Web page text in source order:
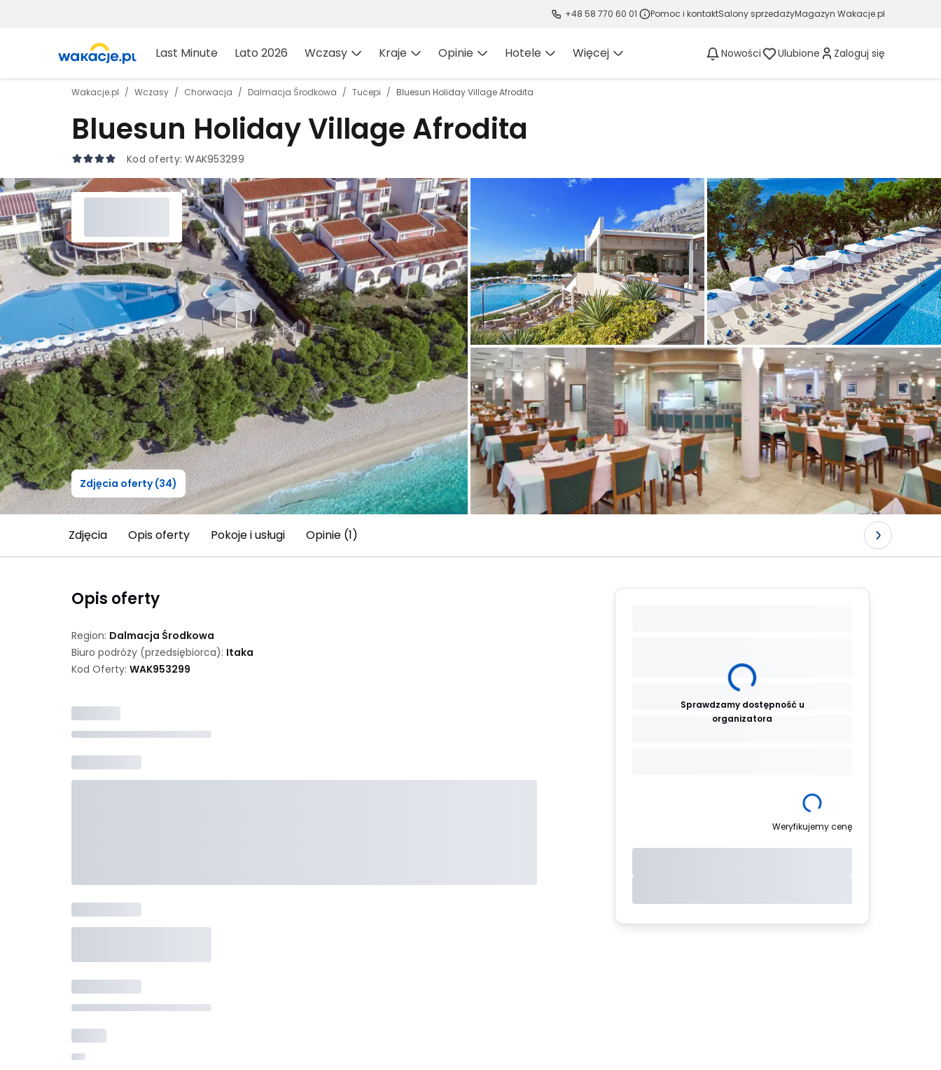
+48 58 770 60 01 Pomoc i kontaktSalony sprzedażyMagazyn Wakacje.pl
Last Minute Lato 2026 Wczasy Kraje Opinie Hotele Więcej Nowości Ulubione Zaloguj się
Wakacje.pl Wczasy Chorwacja Dalmacja Środkowa Tucepi Bluesun Holiday Village Afrodita
Bluesun Holiday Village Afrodita
Kod oferty:WAK953299
Zdjęcia oferty (34)
Zdjęcia Opis oferty Pokoje i usługi Opinie (1)
Opis oferty
Region: Dalmacja Środkowa
Biuro podróży (przedsiębiorca): Itaka
Kod Oferty: WAK953299
Sprawdzamy dostępność u
organizatora
Weryfikujemy cenę